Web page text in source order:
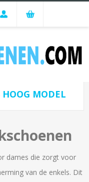
Modellen Dames
model
HOOG MODEL
dames die zorgt voor
van de enkels. Dit